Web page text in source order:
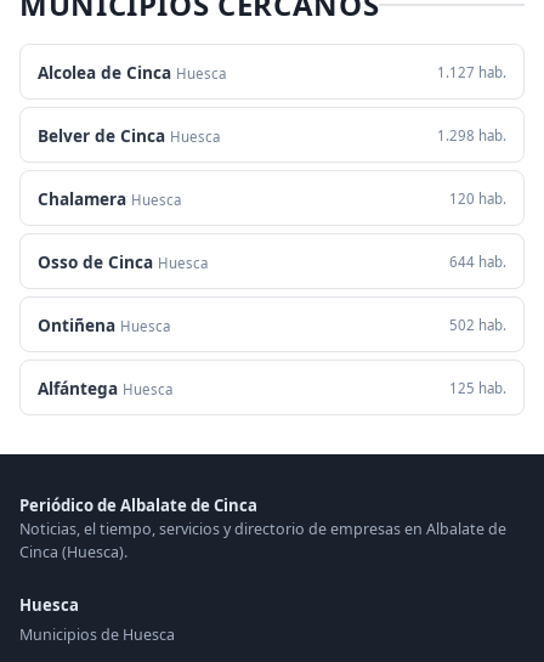
Alcolea de Cinca Huesca 1.127 hab.
Belver de Cinca Huesca 1.298 hab.
Chalamera Huesca 120 hab.
Osso de Cinca Huesca 644 hab.
Ontiñena Huesca 502 hab.
Alfántega Huesca 125 hab.
Periódico de Albalate de Cinca
Noticias, el tiempo, servicios y directorio de empresas en Albalate de
Cinca (Huesca).
Huesca
Municipios de Huesca